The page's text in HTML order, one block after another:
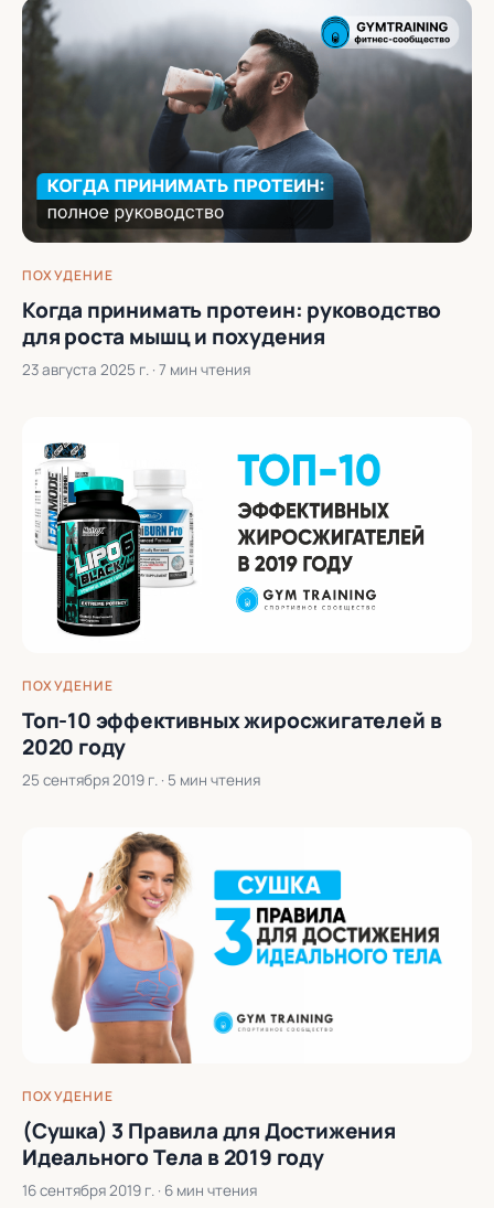
ПОХУДЕНИЕ
Когда принимать протеин: руководство
для роста мышц и похудения
23 августа 2025 г. · 7 мин чтения
ПОХУДЕНИЕ
Топ-10 эффективных жиросжигателей в
2020 году
25 сентября 2019 г. · 5 мин чтения
ПОХУДЕНИЕ
(Сушка) 3 Правила для Достижения
Идеального Тела в 2019 году
16 сентября 2019 г. · 6 мин чтения